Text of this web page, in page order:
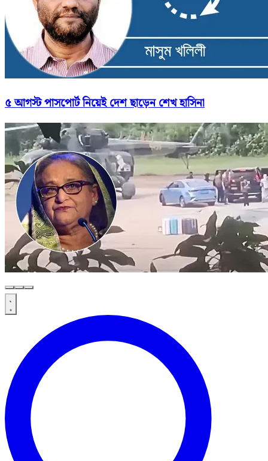
৫ আগস্ট পাসপোর্ট নিয়েই দেশ ছাড়েন শেখ হাসিনা